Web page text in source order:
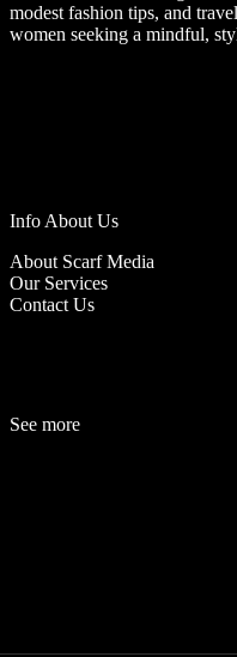
modest fashion tips, and
women seeking a mindful,
Info About Us
About Scarf Media
Our Services
Contact Us
See more